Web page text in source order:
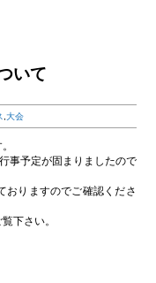
いて
大会
事予定が固まりましたので
おりますのでご確認くださ
下さい。